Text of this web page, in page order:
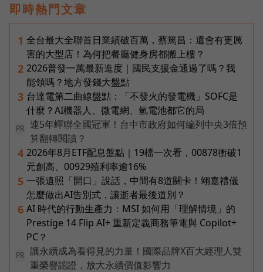
即時熱門文章
1 全台最大全聯首日業績破百萬，蔡篤昌：還會有更厲
害的大型店！為何把餐廳健身房都搬上樓？
2 2026普發一萬最新進度｜國民支援金通過了嗎？我
能領嗎？地方發錢大盤點
3 台達電第二曲線盤點：「不發火的發電機」SOFC是
什麼？AI機器人、微電網、氫電池都它的局
PR
連5年蟬聯全國冠軍！台中市政府如何編列中央3倍預
算翻轉閱讀？
4 2026年8月ETF配息盤點｜19檔一次看，00878衝破1
元創高、00929殖利率逾16%
5 一張遺照「開口」說話，中間有8道關卡！翊嘉禮儀
怎麼做出AI告別式，讓逝者最後道別？
6 AI 時代的行動生產力：MSI 如何用「理解情境」的
Prestige 14 Flip AI+ 重新定義商務筆電與 Copilot+
PC？
PR
讓永續成為看得見的力量！國際品牌X百大經理人雙
重榮譽認證，放大永續價值影響力